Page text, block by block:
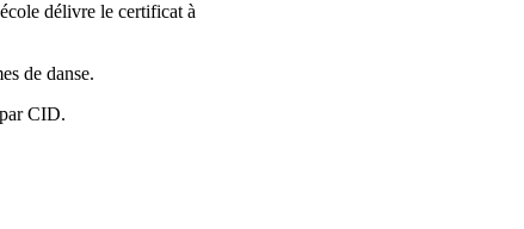
délivre le certificat à
de danse.
CID.